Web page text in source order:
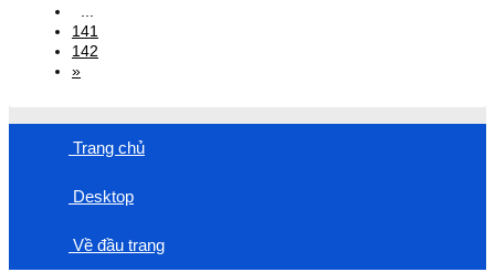
...
141
142
»
Trang chủ
Desktop
Về đầu trang